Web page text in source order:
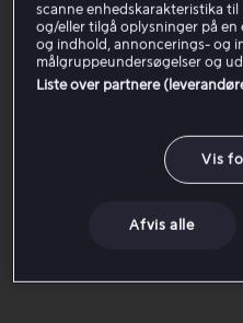
Totalpakke; de kampe,
Totalpakken, vises på
News.
Jeg har Viaplay
scanne enhedskarakteristika
og/eller tilgå oplysninger på en
og indhold, annoncerings- og
målgruppeundersøgelser og
Liste over partnere
Vis
Afvis alle